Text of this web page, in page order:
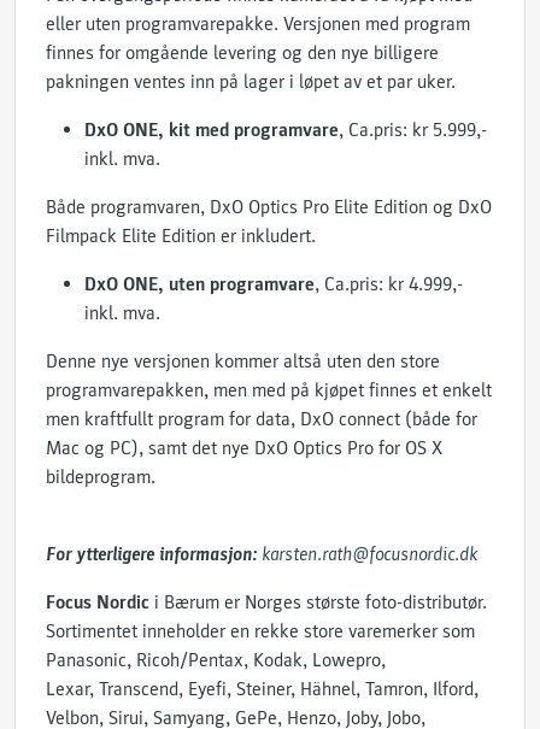
eller uten programvarepakke. Versjonen med program
finnes for omgående levering og den nye billigere
pakningen ventes inn på lager i løpet av et par uker.
DxO ONE, kit med programvare, Ca.pris: kr 5.999,-
inkl. mva.
Både programvaren, DxO Optics Pro Elite Edition og DxO
Filmpack Elite Edition er inkludert.
DxO ONE, uten programvare, Ca.pris: kr 4.999,-
inkl. mva.
Denne nye versjonen kommer altså uten den store
programvarepakken, men med på kjøpet finnes et enkelt
men kraftfullt program for data, DxO connect (både for
Mac og PC), samt det nye DxO Optics Pro for OS X
bildeprogram.
For ytterligere informasjon: karsten.rath@focusnordic.dk
Focus Nordic i Bærum er Norges største foto-distributør.
Sortimentet inneholder en rekke store varemerker som
Panasonic, Ricoh/Pentax, Kodak, Lowepro,
Lexar, Transcend, Eyefi, Steiner, Hähnel, Tamron, Ilford,
Velbon, Sirui, Samyang, GePe, Henzo, Joby, Jobo,